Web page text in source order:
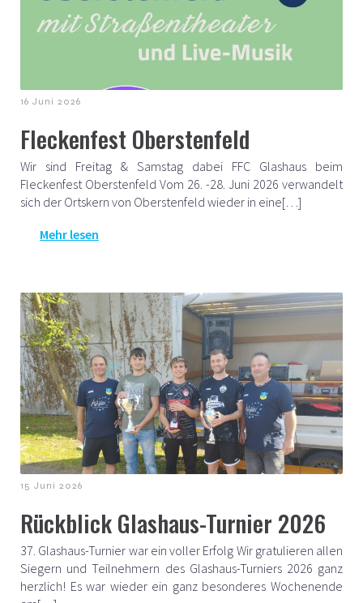
16 Juni 2026
Fleckenfest Oberstenfeld
Wir sind Freitag & Samstag dabei FFC Glashaus beim
Fleckenfest Oberstenfeld Vom 26. -28. Juni 2026 verwandelt
sich der Ortskern von Oberstenfeld wieder in eine[…]
Mehr lesen
15 Juni 2026
Rückblick Glashaus-Turnier 2026
37. Glashaus-Turnier war ein voller Erfolg Wir gratulieren allen
Siegern und Teilnehmern des Glashaus-Turniers 2026 ganz
herzlich! Es war wieder ein ganz besonderes Wochenende